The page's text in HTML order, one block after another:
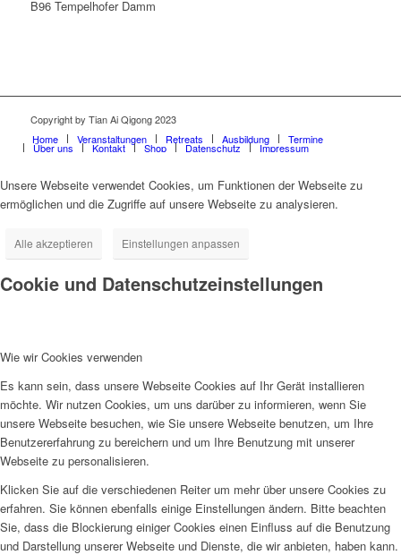
B96 Tempelhofer Damm
Copyright by Tian Ai Qigong 2023
Home
Veranstaltungen Retreats Ausbildung Termine
Über uns Kontakt Shop Datenschutz Impressum
Unsere Webseite verwendet Cookies, um Funktionen der Webseite zu
ermöglichen und die Zugriffe auf unsere Webseite zu analysieren.
Alle akzeptieren Einstellungen anpassen
Cookie und Datenschutzeinstellungen
Wie wir Cookies verwenden
Es kann sein, dass unsere Webseite Cookies auf Ihr Gerät installieren
möchte. Wir nutzen Cookies, um uns darüber zu informieren, wenn Sie
unsere Webseite besuchen, wie Sie unsere Webseite benutzen, um Ihre
Benutzererfahrung zu bereichern und um Ihre Benutzung mit unserer
Webseite zu personalisieren.
Klicken Sie auf die verschiedenen Reiter um mehr über unsere Cookies zu
erfahren. Sie können ebenfalls einige Einstellungen ändern. Bitte beachten
Sie, dass die Blockierung einiger Cookies einen Einfluss auf die Benutzung
und Darstellung unserer Webseite und Dienste, die wir anbieten, haben kann.